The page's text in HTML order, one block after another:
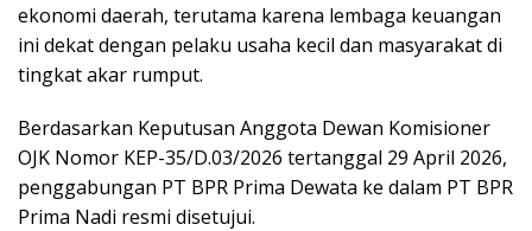
ekonomi daerah, terutama karena lembaga keuangan
ini dekat dengan pelaku usaha kecil dan masyarakat di
tingkat akar rumput.
Berdasarkan Keputusan Anggota Dewan Komisioner
OJK Nomor KEP-35/D.03/2026 tertanggal 29 April 2026,
penggabungan PT BPR Prima Dewata ke dalam PT BPR
Prima Nadi resmi disetujui.